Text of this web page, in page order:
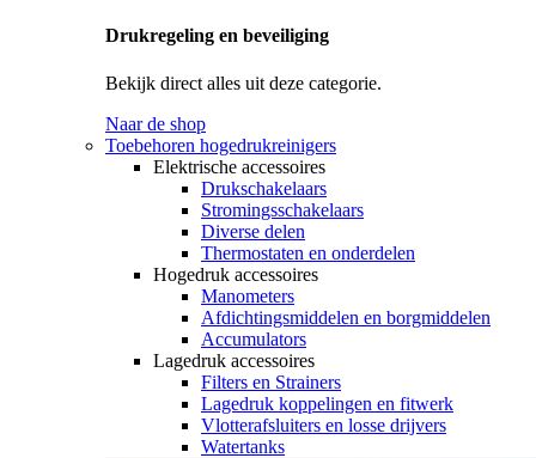
Drukregeling en beveiliging
Bekijk direct alles uit deze categorie.
Naar de shop
Toebehoren hogedrukreinigers
Elektrische accessoires
Drukschakelaars
Stromingsschakelaars
Diverse delen
Thermostaten en onderdelen
Hogedruk accessoires
Manometers
Afdichtingsmiddelen en borgmiddelen
Accumulators
Lagedruk accessoires
Filters en Strainers
Lagedruk koppelingen en fitwerk
Vlotterafsluiters en losse drijvers
Watertanks